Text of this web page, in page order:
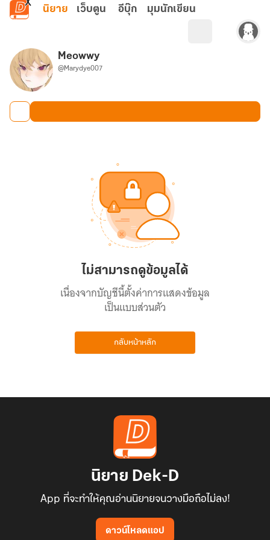
ข้ามไปยังเนื้อหาหลัก
นิยาย เว็บตูน อีบุ๊ก มุมนักเขียน
Meowwy
@Marydye007
ไม่สามารถดูข้อมูลได้
เนื่องจากบัญชีนี้ตั้งค่าการแสดงข้อมูล
เป็นแบบส่วนตัว
กลับหน้าหลัก
นิยาย Dek-D
App ที่จะทำให้คุณอ่านนิยายจนวางมือถือไม่ลง!
ดาวน์โหลดแอป